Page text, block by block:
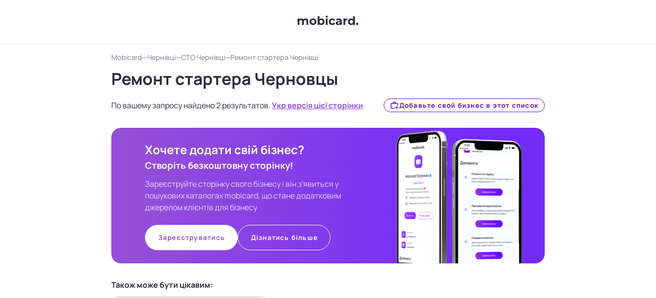
Mobicard Чернівці СТО Чернівці Ремонт стартера Чернівці
Ремонт стартера Черновцы
По вашему запросу найдено 2 результатов.Укр версія цієї сторінки Добавьте свой бизнес в этот список
Також може бути цікавим:
Хочете додати свій бізнес?
Створіть безкоштовну сторінку!
Зареєструйте сторінку свого бізнесу і він з'явиться у
пошукових каталогах mobicard, що стане додатковим
джерелом клієнтів для бізнесу
Зареєструватись Дізнатись більше